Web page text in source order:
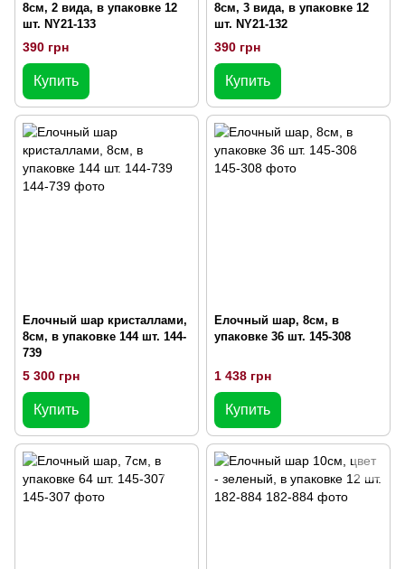
8см, 2 вида, в упаковке 12
шт. NY21-133
390 грн
Купить
8см, 3 вида, в упаковке 12
шт. NY21-132
390 грн
Купить
Елочный шар кристаллами,
8см, в упаковке 144 шт. 144-
739
5 300 грн
Купить
Елочный шар, 8см, в
упаковке 36 шт. 145-308
1 438 грн
Купить